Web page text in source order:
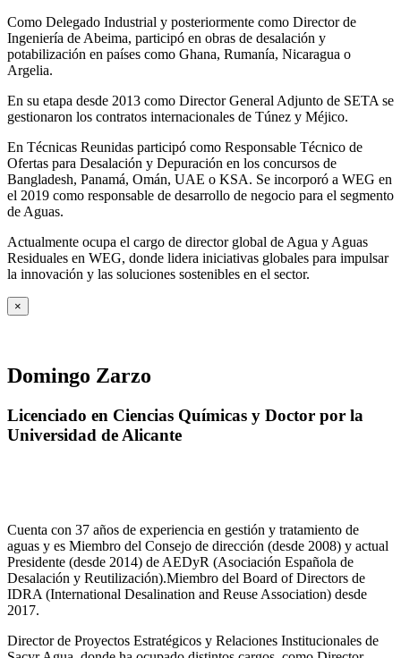
Como Delegado Industrial y posteriormente como Director de
Ingeniería de Abeima, participó en obras de desalación y
potabilización en países como Ghana, Rumanía, Nicaragua o
Argelia.
En su etapa desde 2013 como Director General Adjunto de SETA se
gestionaron los contratos internacionales de Túnez y Méjico.
En Técnicas Reunidas participó como Responsable Técnico de
Ofertas para Desalación y Depuración en los concursos de
Bangladesh, Panamá, Omán, UAE o KSA. Se incorporó a WEG en
el 2019 como responsable de desarrollo de negocio para el segmento
de Aguas.
Actualmente ocupa el cargo de director global de Agua y Aguas
Residuales en WEG, donde lidera iniciativas globales para impulsar
la innovación y las soluciones sostenibles en el sector.
×
Domingo Zarzo
Licenciado en Ciencias Químicas y Doctor por la
Universidad de Alicante
Cuenta con 37 años de experiencia en gestión y tratamiento de
aguas y es Miembro del Consejo de dirección (desde 2008) y actual
Presidente (desde 2014) de AEDyR (Asociación Española de
Desalación y Reutilización).Miembro del Board of Directors de
IDRA (International Desalination and Reuse Association) desde
2017.
Director de Proyectos Estratégicos y Relaciones Institucionales de